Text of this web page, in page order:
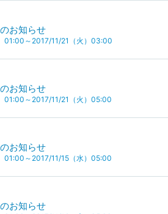
お知らせ
01:00～2017/11/21（火）03:00
お知らせ
01:00～2017/11/21（火）05:00
お知らせ
01:00～2017/11/15（水）05:00
お知らせ